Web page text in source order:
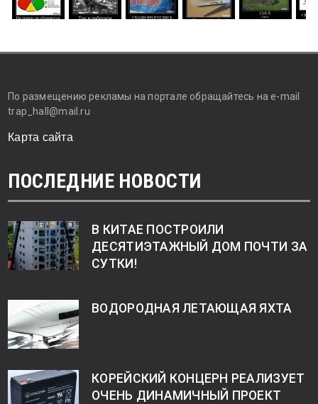
По размещению рекламы на портале обращайтесь на e-mail
trap_hall@mail.ru
Карта сайта
ПОСЛЕДНИЕ НОВОСТИ
В КИТАЕ ПОСТРОИЛИ
ДЕСЯТИЭТАЖНЫЙ ДОМ ПОЧТИ ЗА
СУТКИ!
ВОДОРОДНАЯ ЛЕТАЮЩАЯ ЯХТА
КОРЕЙСКИЙ КОНЦЕРН РЕАЛИЗУЕТ
ОЧЕНЬ ДИНАМИЧНЫЙ ПРОЕКТ